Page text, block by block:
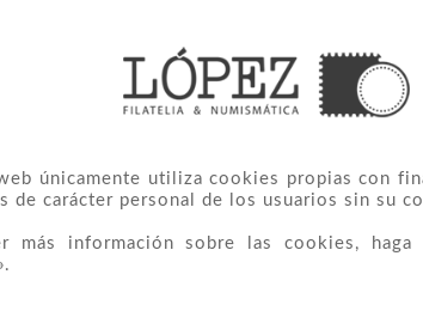
únicamente utiliza cookies propias con
de carácter personal de los usuarios sin su
más información sobre las cookies,